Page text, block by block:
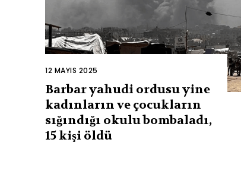
12 MAYIS 2025
Barbar yahudi ordusu yine
kadınların ve çocukların
sığındığı okulu bombaladı,
15 kişi öldü